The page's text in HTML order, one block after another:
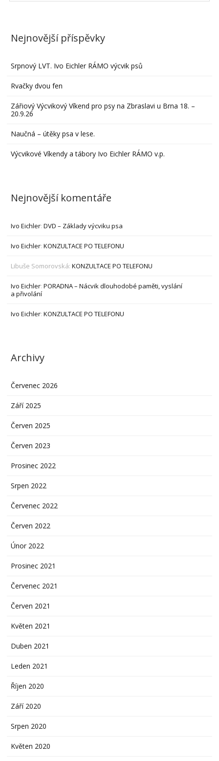
Nejnovější příspěvky
Srpnový LVT. Ivo Eichler RÁMO výcvik psů
Rvačky dvou fen
Zářiový Výcvikový Víkend pro psy na Zbraslavi u Brna 18. –
20.9.26
Naučná – útěky psa v lese.
Výcvikové Víkendy a tábory Ivo Eichler RÁMO v.p.
Nejnovější komentáře
Ivo Eichler:DVD – Základy výcviku psa
Ivo Eichler:KONZULTACE PO TELEFONU
Libuše Somorovská:KONZULTACE PO TELEFONU
Ivo Eichler:PORADNA – Nácvik dlouhodobé paměti, vyslání
a přivolání
Ivo Eichler:KONZULTACE PO TELEFONU
Archivy
Červenec 2026
Září 2025
Červen 2025
Červen 2023
Prosinec 2022
Srpen 2022
Červenec 2022
Červen 2022
Únor 2022
Prosinec 2021
Červenec 2021
Červen 2021
Květen 2021
Duben 2021
Leden 2021
Říjen 2020
Září 2020
Srpen 2020
Květen 2020